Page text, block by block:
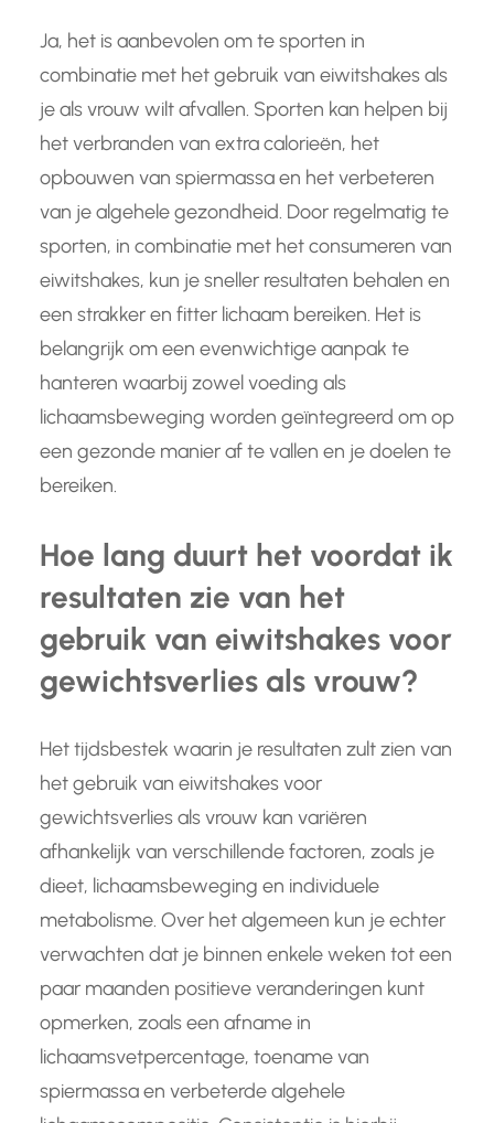
Ja, het is aanbevolen om te sporten in
combinatie met het gebruik van eiwitshakes als
je als vrouw wilt afvallen. Sporten kan helpen bij
het verbranden van extra calorieën, het
opbouwen van spiermassa en het verbeteren
van je algehele gezondheid. Door regelmatig te
sporten, in combinatie met het consumeren van
eiwitshakes, kun je sneller resultaten behalen en
een strakker en fitter lichaam bereiken. Het is
belangrijk om een evenwichtige aanpak te
hanteren waarbij zowel voeding als
lichaamsbeweging worden geïntegreerd om op
een gezonde manier af te vallen en je doelen te
bereiken.
Hoe lang duurt het voordat ik
resultaten zie van het
gebruik van eiwitshakes voor
gewichtsverlies als vrouw?
Het tijdsbestek waarin je resultaten zult zien van
het gebruik van eiwitshakes voor
gewichtsverlies als vrouw kan variëren
afhankelijk van verschillende factoren, zoals je
dieet, lichaamsbeweging en individuele
metabolisme. Over het algemeen kun je echter
verwachten dat je binnen enkele weken tot een
paar maanden positieve veranderingen kunt
opmerken, zoals een afname in
lichaamsvetpercentage, toename van
spiermassa en verbeterde algehele